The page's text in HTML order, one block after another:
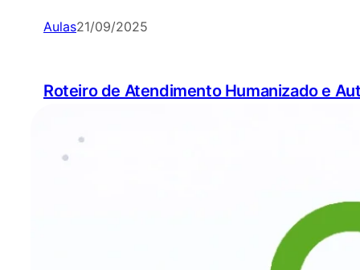
Aulas21/09/2025
Roteiro de Atendimento Humanizado e